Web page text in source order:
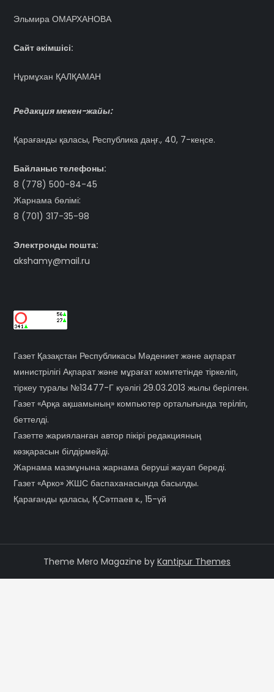
Эльмира ОМАРХАНОВА
Сайт әкімшісі:
Нұрмұхан ҚАЛҚАМАН
Редакция мекен-жайы:
Қарағанды қаласы, Республика даңғ., 40, 7-кеңсе.
Байланыс телефоны:
8 (778) 500-84-45
Жарнама бөлімі:
8 (701) 317-35-98
Электронды пошта:
akshamy@mail.ru
Газет Қазақстан Республикасы Мәдениет және ақпарат
министрілігі Ақпарат және мұрағат комитетінде тіркеліп,
тіркеу туралы №13477-Г куәлігі 29.03.2013 жылы берілген.
Газет «Арқа ақшамының» компьютер орталығында терiлiп,
беттелді.
Газетте жарияланған автор пікірі редакцияның
көзқарасын білдірмейді.
Жарнама мазмұнына жарнама беруші жауап береді.
Газет «Арко» ЖШС баспаханасында басылды.
Қарағанды қаласы, Қ.Сәтпаев к., 15-үй
Theme Mero Magazine by Kantipur Themes